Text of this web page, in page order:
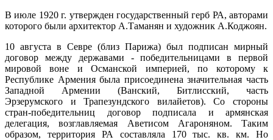
В июле 1920 г. утвержден государственный герб РА, авторами
которого были архитектор А.Таманян и художник А.Коджоян.
10 августа в Севре (близ Парижа) был подписан мирный
договор между державами - победительницами в первой
мировой воне и Османской империей, по которому к
Республике Армения была присоединена значительная часть
Западной Армении (Ванский, Битлисский, часть
Эрзерумского и Трапезундского вилайетов). Со стороны
стран-победительниц договор подписала и армянская
делегация, возглавляемая Аветисом Агароняном. Таким
образом, территория РА составляла 170 тыс. кв. км. Но